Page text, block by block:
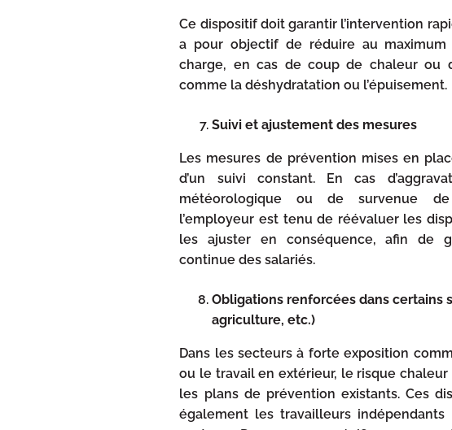
Ce dispositif doit garantir l’intervention
a pour objectif de réduire au
charge, en cas de coup de chaleur ou
comme la déshydratation ou l’épuisement.
Suivi et ajustement des mesures
Les mesures de prévention mises en
d’un suivi constant. En cas
météorologique ou de survenue de
l’employeur est tenu de réévaluer les
les ajuster en conséquence, afin de
continue des salariés.
Obligations renforcées dans certains
agriculture, etc.)
Dans les secteurs à forte exposition
ou le travail en extérieur, le risque
les plans de prévention existants. Ces
également les travailleurs indépendants